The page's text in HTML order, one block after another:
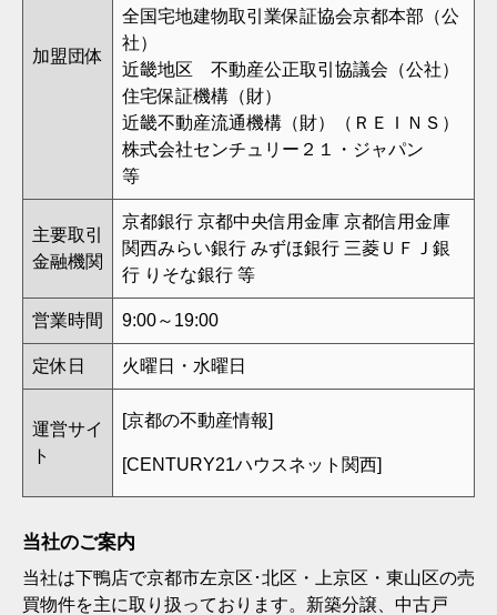
加盟団体
全国宅地建物取引業保証協会京都本部（公
社）
近畿地区 不動産公正取引協議会（公社）
住宅保証機構（財）
近畿不動産流通機構（財）（ＲＥＩＮＳ）
株式会社センチュリー２１・ジャパン
等
主要取引
金融機関
京都銀行 京都中央信用金庫 京都信用金庫
関西みらい銀行 みずほ銀行 三菱ＵＦＪ銀
行 りそな銀行 等
営業時間 9:00～19:00
定休日 火曜日・水曜日
運営サイ
ト
[京都の不動産情報]
[CENTURY21ハウスネット関西]
当社のご案内
当社は下鴨店で京都市左京区･北区・上京区・東山区の売
買物件を主に取り扱っております。新築分譲、中古戸